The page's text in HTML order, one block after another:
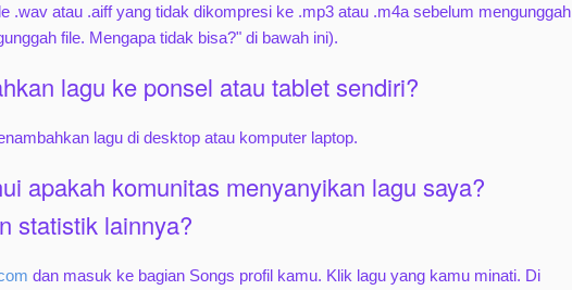
.wav atau .aiff yang tidak dikompresi ke .mp3 atau .m4a sebelum mengunggah
file. Mengapa tidak bisa?" di bawah ini).
lagu ke ponsel atau tablet sendiri?
lagu di desktop atau komputer laptop.
apakah komunitas menyanyikan lagu saya?
statistik lainnya?
dan masuk ke bagian Songs profil kamu. Klik lagu yang kamu minati. Di